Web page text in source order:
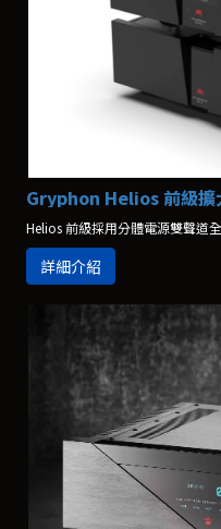
Gryphon Helios 前級擴
Helios 前級採用分體電源雙聲道
詳細介紹